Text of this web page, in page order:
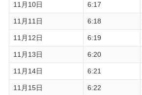
11月10日 6:17
11月11日 6:18
11月12日 6:19
11月13日 6:20
11月14日 6:21
11月15日 6:22